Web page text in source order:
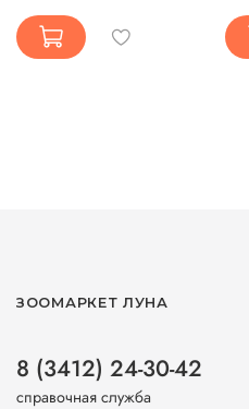
ЗООМАРКЕТ ЛУНА
8 (3412) 24-30-42
справочная служба